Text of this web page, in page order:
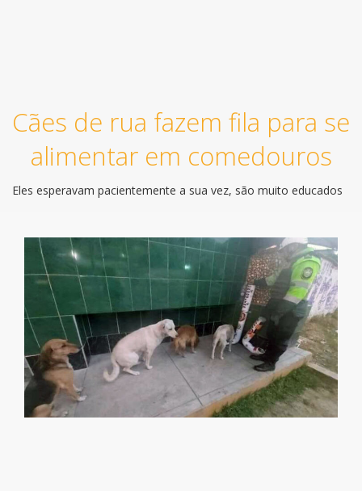
Cães de rua fazem fila para se
alimentar em comedouros
Eles esperavam pacientemente a sua vez, são muito educados